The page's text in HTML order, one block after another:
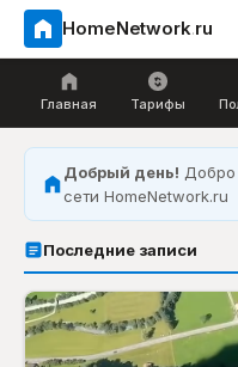
HomeNetwork.ru
Главная Тарифы
Добрый день!
сети HomeNetwork.ru
Последние записи